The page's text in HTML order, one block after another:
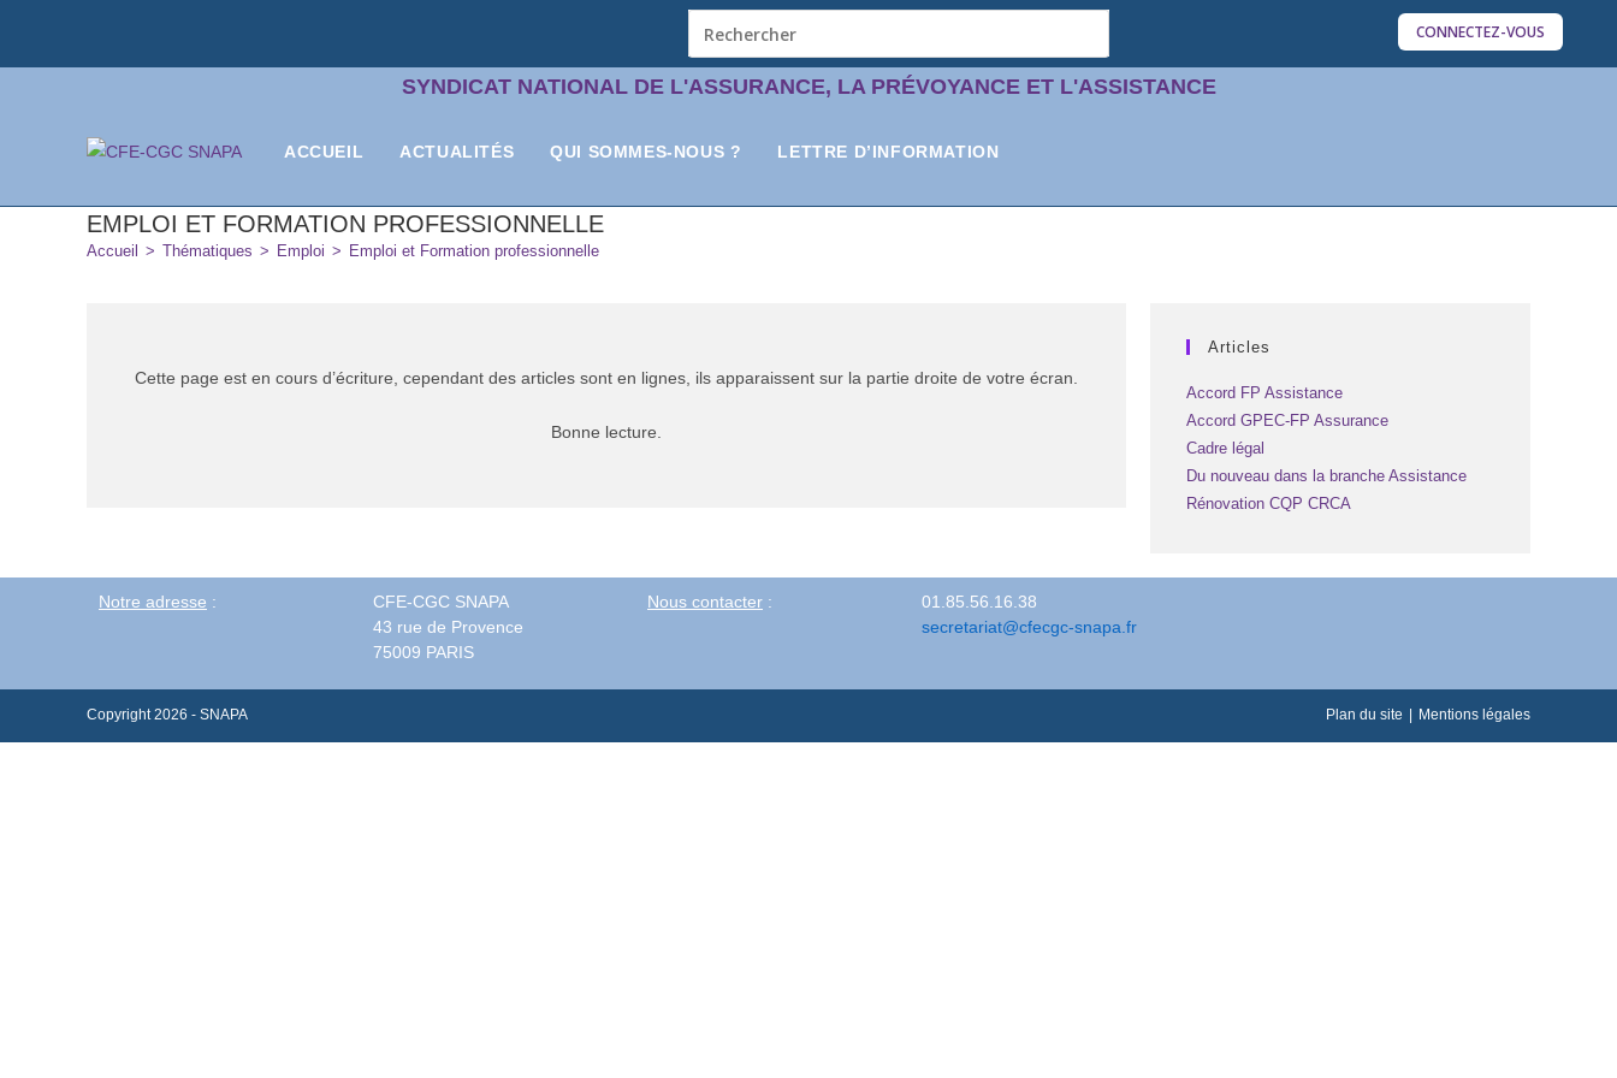
CONNECTEZ-VOUS
SYNDICAT NATIONAL DE L'ASSURANCE, LA PRÉVOYANCE ET L'ASSISTANCE
ACCUEIL ACTUALITÉS QUI SOMMES-NOUS ? LETTRE D’INFORMATION
EMPLOI ET FORMATION PROFESSIONNELLE
Accueil > Thématiques > Emploi > Emploi et Formation professionnelle
Cette page est en cours d’écriture, cependant des articles sont en lignes, ils apparaissent sur la partie droite de votre écran.
Bonne lecture.
Articles
Accord FP Assistance
Accord GPEC-FP Assurance
Cadre légal
Du nouveau dans la branche Assistance
Rénovation CQP CRCA
Notre adresse :
CFE-CGC SNAPA
43 rue de Provence
75009 PARIS
Nous contacter :
01.85.56.16.38
secretariat@cfecgc-snapa.fr
Plan du site Mentions légales
Copyright 2026 - SNAPA